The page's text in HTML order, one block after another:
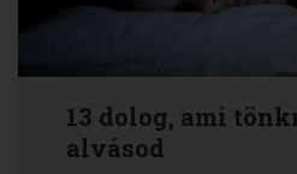
13 dolog, ami
alvásod